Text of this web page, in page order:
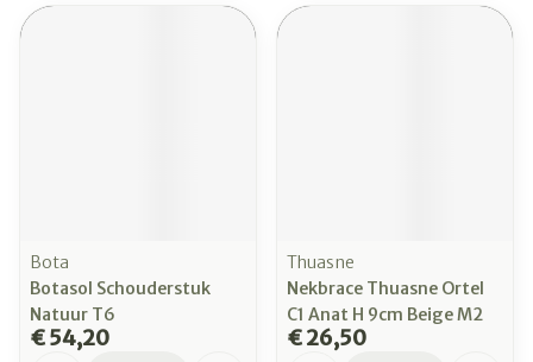
Bota
Botasol Schouderstuk
Natuur T6
€ 54,20
Thuasne
Nekbrace Thuasne Ortel
C1 Anat H 9cm Beige M2
€ 26,50